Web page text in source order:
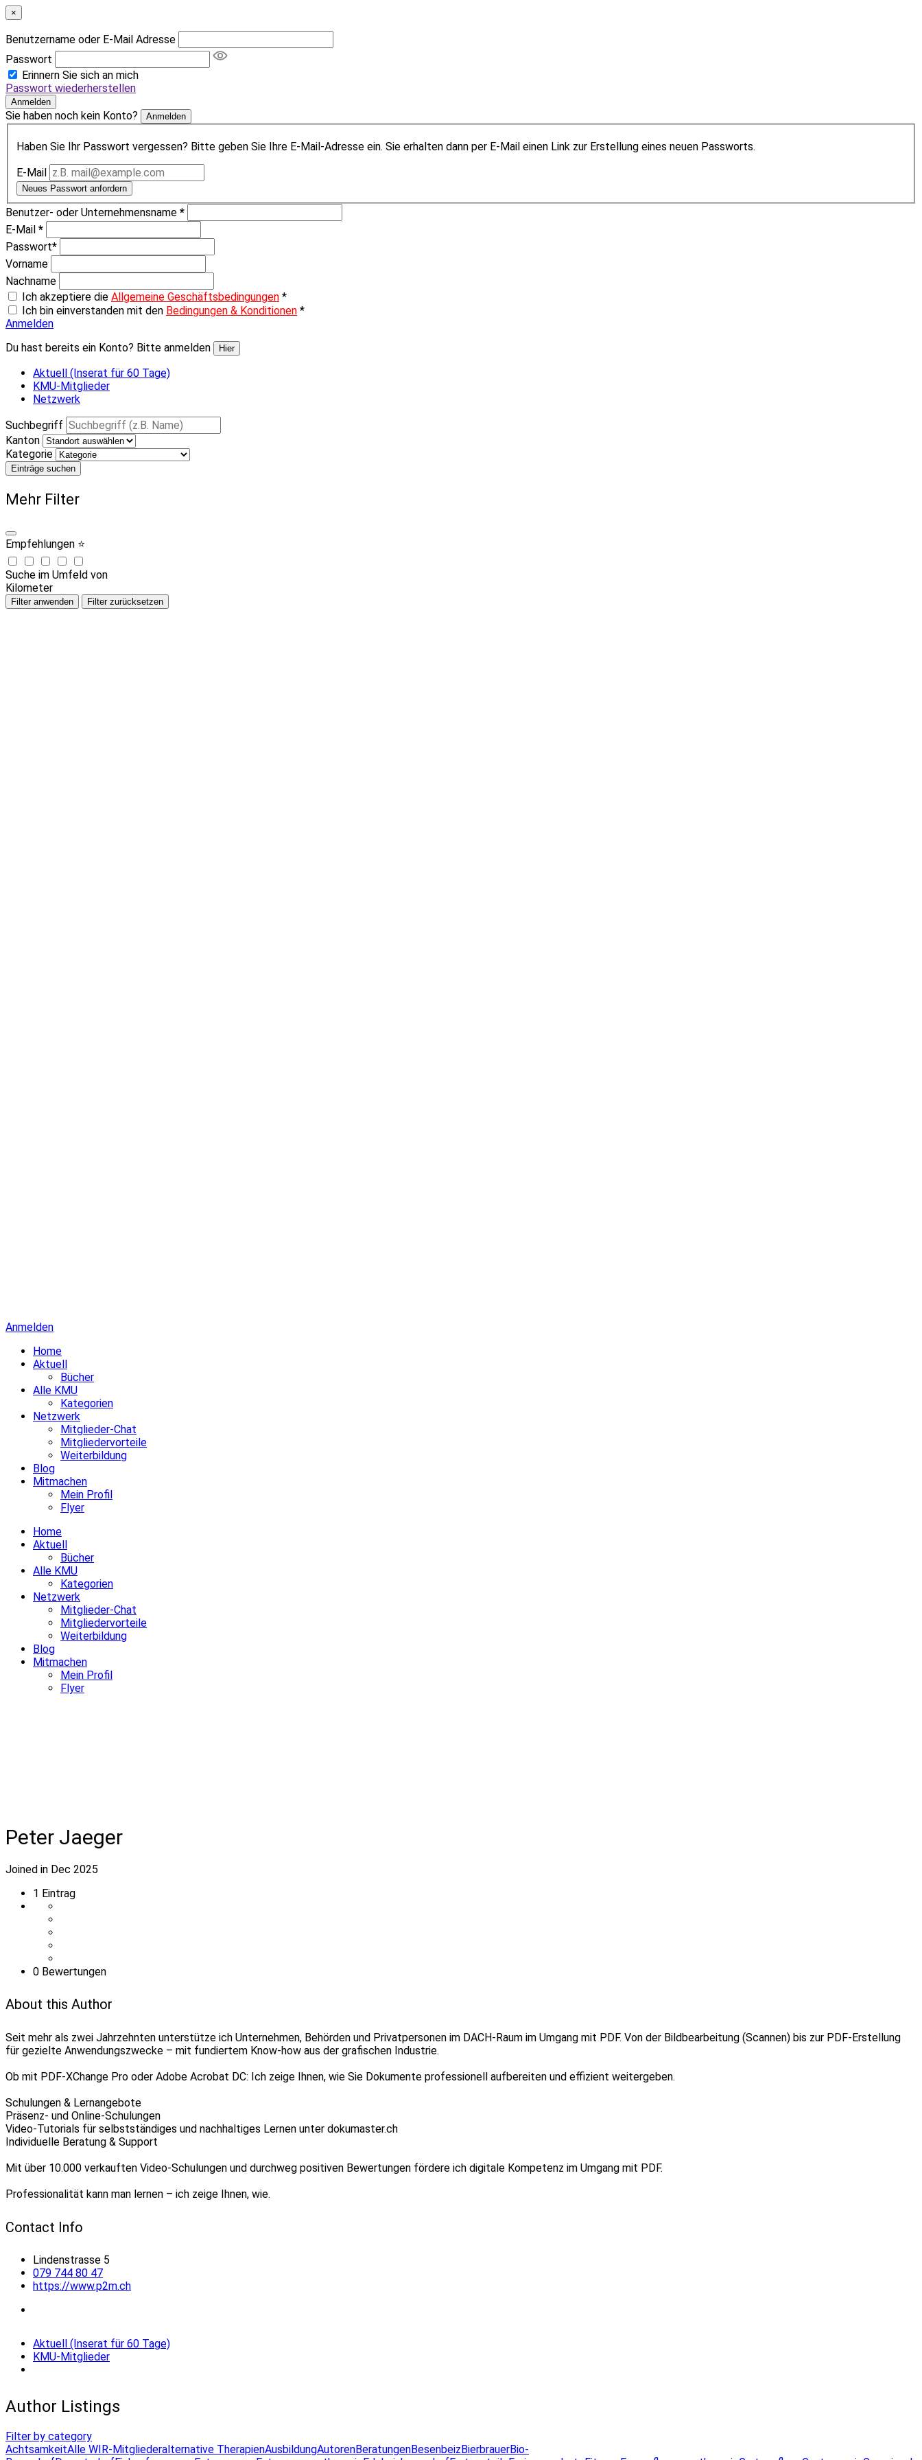
×
Benutzername oder E-Mail Adresse
Passwort
Erinnern Sie sich an mich
Passwort wiederherstellen
Anmelden
Sie haben noch kein Konto? Anmelden
Haben Sie Ihr Passwort vergessen? Bitte geben Sie Ihre E-Mail-Adresse ein. Sie erhalten dann per E-Mail einen Link zur Erstellung eines neuen Passworts.
E-Mail
Neues Passwort anfordern
Benutzer- oder Unternehmensname *
E-Mail *
Passwort*
Vorname
Nachname
Ich akzeptiere die Allgemeine Geschäftsbedingungen *
Ich bin einverstanden mit den Bedingungen & Konditionen *
Anmelden
Du hast bereits ein Konto? Bitte anmelden
Hier
Aktuell (Inserat für 60 Tage)
KMU-Mitglieder
Netzwerk
Suchbegriff
Kanton
Kategorie
Einträge suchen
Mehr Filter
Empfehlungen ⭐
Suche im Umfeld von
Kilometer
Filter anwenden Filter zurücksetzen
Anmelden
Home
Aktuell
Bücher
Alle KMU
Kategorien
Netzwerk
Mitglieder-Chat
Mitgliedervorteile
Weiterbildung
Blog
Mitmachen
Mein Profil
Flyer
Home
Aktuell
Bücher
Alle KMU
Kategorien
Netzwerk
Mitglieder-Chat
Mitgliedervorteile
Weiterbildung
Blog
Mitmachen
Mein Profil
Flyer
Peter Jaeger
Joined in Dec 2025
1 Eintrag
0 Bewertungen
About this Author
Seit mehr als zwei Jahrzehnten unterstütze ich Unternehmen, Behörden und Privatpersonen im DACH-Raum im Umgang mit PDF. Von der Bildbearbeitung (Scannen) bis zur PDF-Erstellung
für gezielte Anwendungszwecke – mit fundiertem Know-how aus der grafischen Industrie.
Ob mit PDF-XChange Pro oder Adobe Acrobat DC: Ich zeige Ihnen, wie Sie Dokumente professionell aufbereiten und effizient weitergeben.
Schulungen & Lernangebote
Präsenz- und Online-Schulungen
Video-Tutorials für selbstständiges und nachhaltiges Lernen unter dokumaster.ch
Individuelle Beratung & Support
Mit über 10.000 verkauften Video-Schulungen und durchweg positiven Bewertungen fördere ich digitale Kompetenz im Umgang mit PDF.
Professionalität kann man lernen – ich zeige Ihnen, wie.
Contact Info
Lindenstrasse 5
079 744 80 47
https://www.p2m.ch
Aktuell (Inserat für 60 Tage)
KMU-Mitglieder
Author Listings
Filter by category
AchtsamkeitAlle WIR-Mitgliederalternative TherapienAusbildungAutorenBeratungenBesenbeizBierbrauerBio-